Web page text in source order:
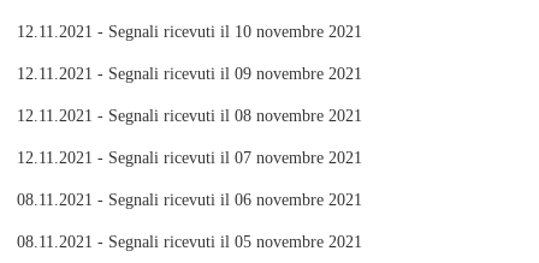
12.11.2021 - Segnali ricevuti il 10 novembre 2021
12.11.2021 - Segnali ricevuti il 09 novembre 2021
12.11.2021 - Segnali ricevuti il 08 novembre 2021
12.11.2021 - Segnali ricevuti il 07 novembre 2021
08.11.2021 - Segnali ricevuti il 06 novembre 2021
08.11.2021 - Segnali ricevuti il 05 novembre 2021